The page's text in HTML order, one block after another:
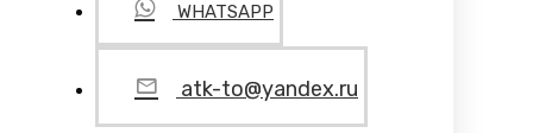
WHATSAPP
atk-to@yandex.ru